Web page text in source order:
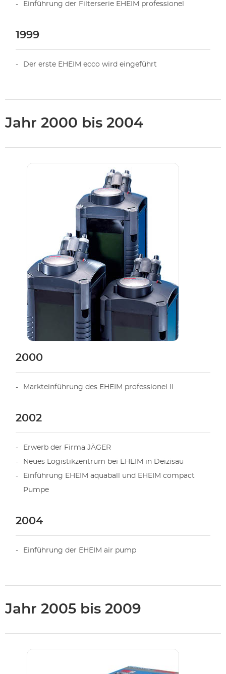
Einführung der Filterserie EHEIM professionel
1999
Der erste EHEIM ecco wird eingeführt
Jahr 2000 bis 2004
2000
Markteinführung des EHEIM professionel II
2002
Erwerb der Firma JÄGER
Neues Logistikzentrum bei EHEIM in Deizisau
Einführung EHEIM aquaball und EHEIM compact
Pumpe
2004
Einführung der EHEIM air pump
Jahr 2005 bis 2009